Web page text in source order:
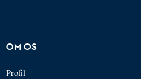
OM OS
Profil